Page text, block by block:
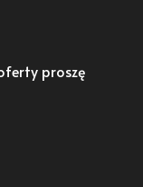
proszę